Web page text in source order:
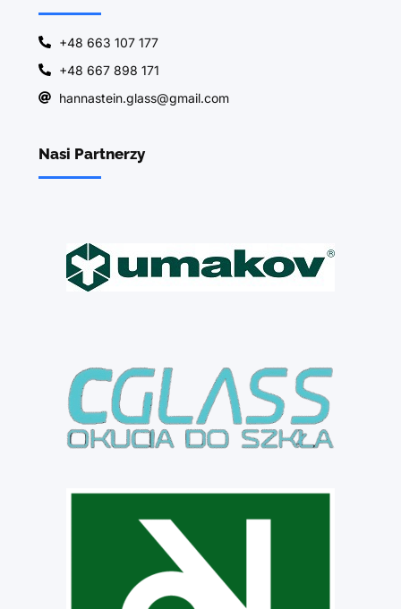
+48 663 107 177
+48 667 898 171
hannastein.glass@gmail.com
Nasi Partnerzy